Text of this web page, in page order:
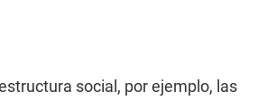
social, por ejemplo, las